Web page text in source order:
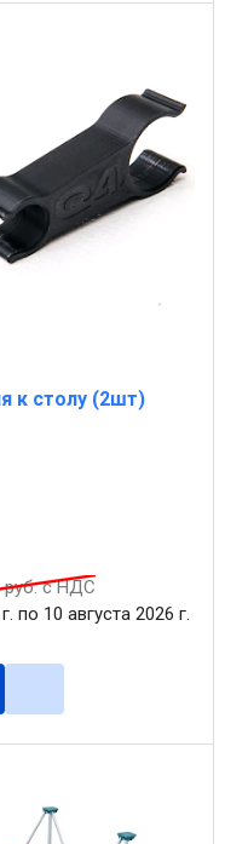
к столу (2шт)
с НДС
по 10 августа 2026 г.